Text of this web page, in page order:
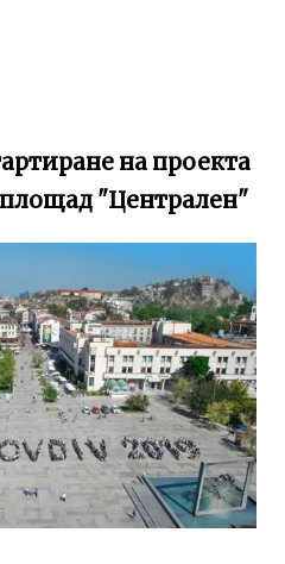
на проекта
площад "Централен"